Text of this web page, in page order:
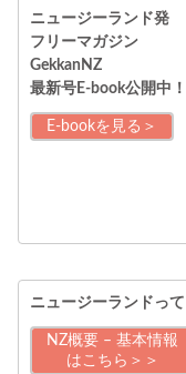
ニュージーランド発
フリーマガジン
GekkanNZ
最新号E-book公開中！
E-bookを見る＞
ニュージーランドって
NZ概要 – 基本情報
はこちら＞＞